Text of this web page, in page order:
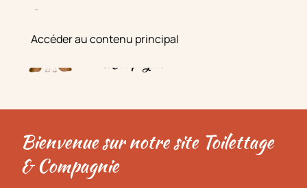
Accéder au contenu principal
Bienvenue sur notre site Toilettage
& Compagnie